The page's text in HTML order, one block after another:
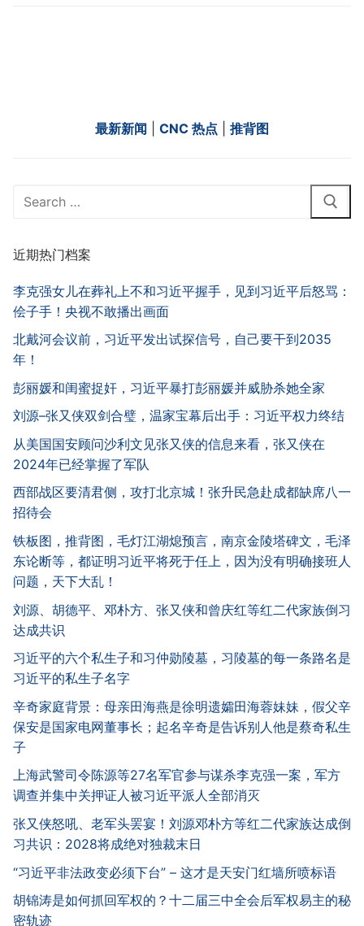
最新新闻 CNC 热点 推背图
Search
近期热门档案
李克强女儿在葬礼上不和习近平握手，见到习近平后怒骂：
侩子手！央视不敢播出画面
北戴河会议前，习近平发出试探信号，自己要干到2035
年！
彭丽媛和闺蜜捉奸，习近平暴打彭丽媛并威胁杀她全家
刘源–张又侠双剑合璧，温家宝幕后出手：习近平权力终结
从美国国安顾问沙利文见张又侠的信息来看，张又侠在
2024年已经掌握了军队
西部战区要清君侧，攻打北京城！张升民急赴成都缺席八一
招待会
铁板图，推背图，毛灯江湖熄预言，南京金陵塔碑文，毛泽
东论断等，都证明习近平将死于任上，因为没有明确接班人
问题，天下大乱！
刘源、胡德平、邓朴方、张又侠和曾庆红等红二代家族倒习
达成共识
习近平的六个私生子和习仲勋陵墓，习陵墓的每一条路名是
习近平的私生子名字
辛奇家庭背景：母亲田海燕是徐明遗孀田海蓉妹妹，假父辛
保安是国家电网董事长；起名辛奇是告诉别人他是蔡奇私生
子
上海武警司令陈源等27名军官参与谋杀李克强一案，军方
调查并集中关押证人被习近平派人全部消灭
张又侠怒吼、老军头罢宴！刘源邓朴方等红二代家族达成倒
习共识：2028将成绝对独裁末日
“习近平非法政变必须下台” – 这才是天安门红墙所喷标语
胡锦涛是如何抓回军权的？十二届三中全会后军权易主的秘
密轨迹